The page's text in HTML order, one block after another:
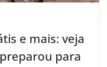
e mais: veja
para